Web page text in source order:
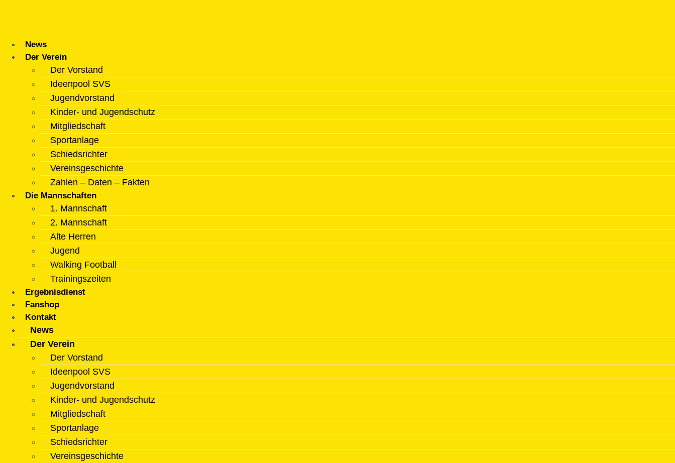
News
Der Verein
Der Vorstand
Ideenpool SVS
Jugendvorstand
Kinder- und Jugendschutz
Mitgliedschaft
Sportanlage
Schiedsrichter
Vereinsgeschichte
Zahlen – Daten – Fakten
Die Mannschaften
1. Mannschaft
2. Mannschaft
Alte Herren
Jugend
Walking Football
Trainingszeiten
Ergebnisdienst
Fanshop
Kontakt
News
Der Verein
Der Vorstand
Ideenpool SVS
Jugendvorstand
Kinder- und Jugendschutz
Mitgliedschaft
Sportanlage
Schiedsrichter
Vereinsgeschichte